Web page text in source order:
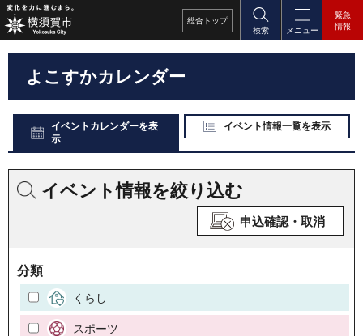
総合 トップ
検索
メニュー
緊急
情報
よこすかカレンダー
イベントカレンダーを表
示
イベント情報一覧を表示
イベント情報を絞り込む
申込確認・取消
分類
くらし
スポーツ